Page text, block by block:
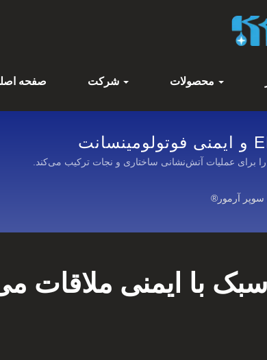
صفحه
برای عملیات آتش‌نشانی ساختاری و نجات ترکیب می‌کند.
آرمور®
با ایمنی ملاقات